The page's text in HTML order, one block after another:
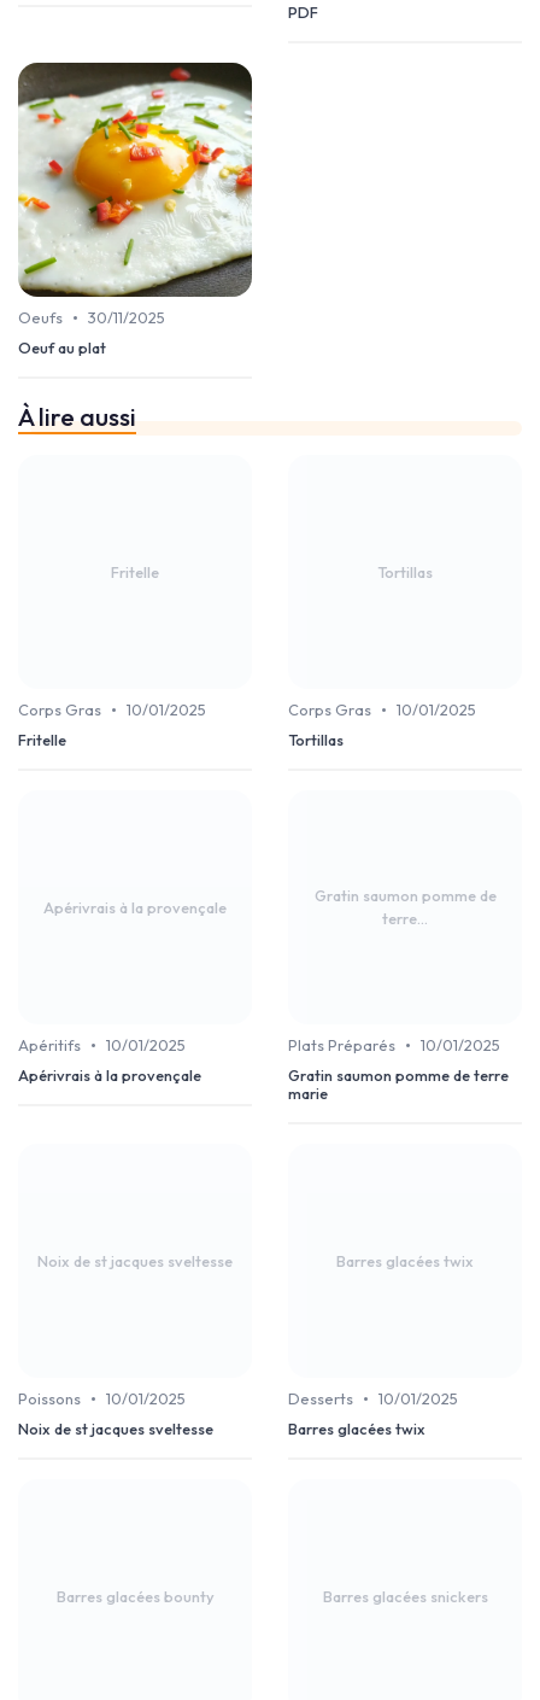
PDF
Oeufs • 30/11/2025
Oeuf au plat
À lire aussi
Fritelle
Corps Gras • 10/01/2025
Fritelle
Tortillas
Corps Gras • 10/01/2025
Tortillas
Apérivrais à la provençale
Apéritifs • 10/01/2025
Apérivrais à la provençale
Gratin saumon pomme de
terre...
Plats Préparés • 10/01/2025
Gratin saumon pomme de terre
marie
Noix de st jacques sveltesse
Poissons • 10/01/2025
Noix de st jacques sveltesse
Barres glacées twix
Desserts • 10/01/2025
Barres glacées twix
Barres glacées bounty Barres glacées snickers